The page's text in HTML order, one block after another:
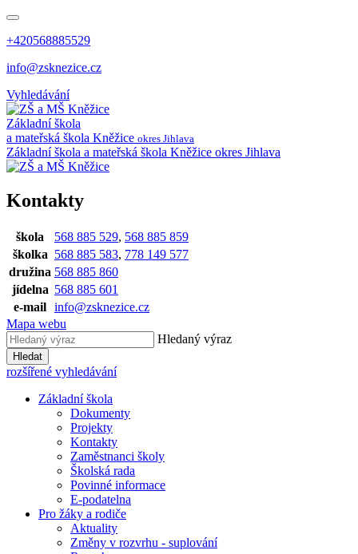
+420568885529
info@zsknezice.cz
Vyhledávání
Základní škola
a mateřská škola Kněžice okres Jihlava
Základní škola a mateřská škola Kněžice okres Jihlava
Kontakty
škola 568 885 529, 568 885 859
školka 568 885 583, 778 149 577
družina 568 885 860
jídelna 568 885 601
e-mail info@zsknezice.cz
Mapa webu
Hledaný výraz
Hledat
rozšířené vyhledávání
Základní škola
Dokumenty
Projekty
Kontakty
Zaměstnanci školy
Školská rada
Povinné informace
E-podatelna
Pro žáky a rodiče
Aktuality
Změny v rozvrhu - suplování